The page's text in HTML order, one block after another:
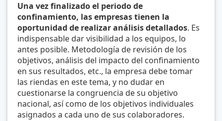
Una vez finalizado el periodo de
confinamiento, las empresas tienen la
oportunidad de realizar análisis detallados. Es
indispensable dar visibilidad a los equipos, lo
antes posible. Metodología de revisión de los
objetivos, análisis del impacto del confinamiento
en sus resultados, etc., la empresa debe tomar
las riendas en este tema, y no dudar en
cuestionarse la congruencia de su objetivo
nacional, así como de los objetivos individuales
asignados a cada uno de sus colaboradores.